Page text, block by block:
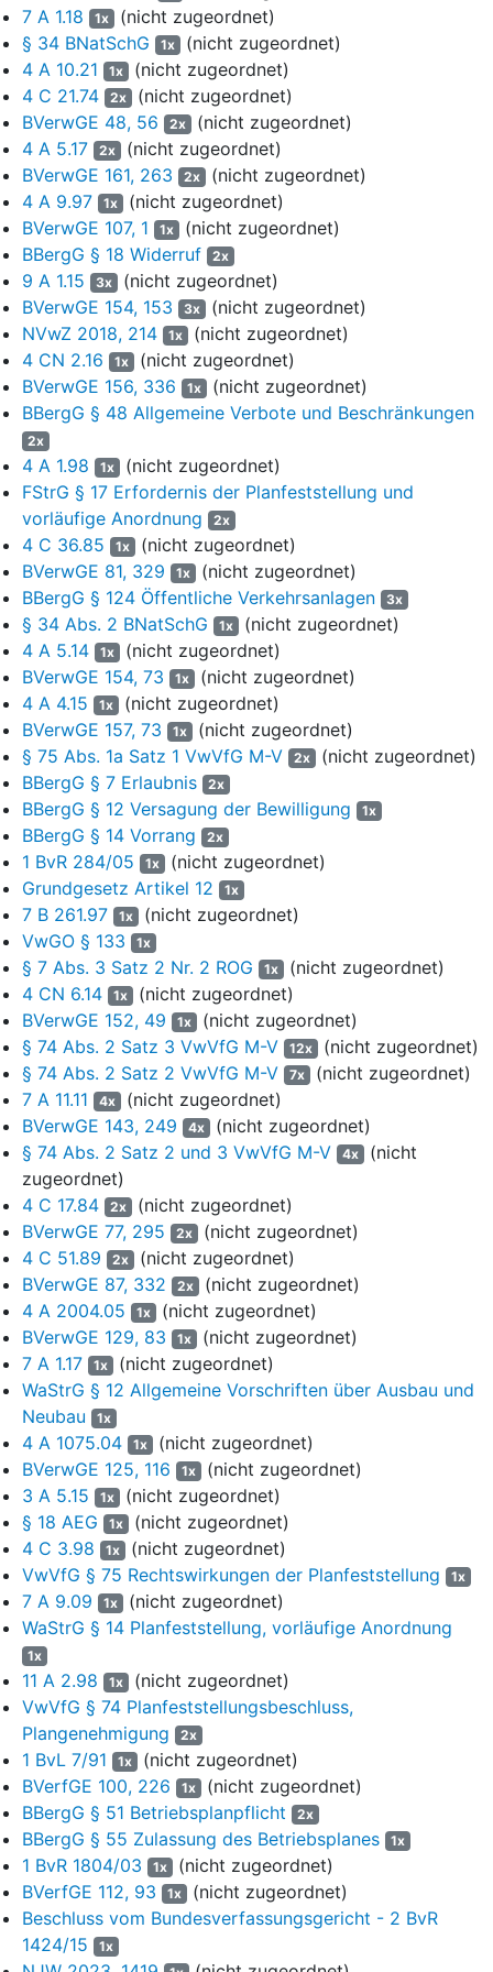
Entschädigungsregelung dem Grunde nach für die
Beeinträchtigung ihrer Bergbauberechtigungen zu ergänzen.
7
Das Oberverwaltungsgericht hat die Klage im Hauptantrag
abgewiesen. Sie sei zulässig. Die Klagebefugnis folge aus
der bergrechtlichen Bewilligung und dem Recht auf gerechte
Abwägung. Im Hauptantrag sei sie unbegründet. Der
Planfeststellungsbeschluss leide nicht an beachtlichen
Abwägungsmängeln, insbesondere sei das Gewicht der
Bergbauberechtigungen der Klägerin zutreffend erkannt worden.
Dem Hilfsantrag hat das Oberverwaltungsgericht hinsichtlich der
Bewilligung "Landtief" stattgegeben. Der Trassenverlauf führe zu
einem vollständigen Verlust der Privatnützigkeit. Ob auf den
verbleibenden Teilflächen noch eine Rohstoffgewinnung möglich
wäre, sei unerheblich. Für das Erlaubnisfeld könne dagegen
keine Entschädigung verlangt werden. Die Aufsuchung selbst
werde durch das Vorhaben nicht beeinträchtigt. Die
"Anwartschaft" auf Erteilung einer Bewilligung sei keine
eigentumsrechtlich geschützte Rechtsposition.
8
Mit ihrer Revision verfolgt die Klägerin ihr Begehren im
Haupt- und Hilfsantrag weiter. Das Oberverwaltungsgericht
habe den rechtlichen Gehalt und die Betroffenheit ihrer
Bergbauberechtigungen verkannt.
9
Der Beklagte und die Beigeladene haben Anschlussrevision
eingelegt. Die Beeinträchtigung der Bewilligung "Landtief" sei
zumutbar und entschädigungslos hinzunehmen. Nach
Auffassung der Beigeladenen hätte das Klagevorbringen zudem
in weiten Teilen als präkludiert und verspätet zurückgewiesen
werden müssen.
Entscheidungsgründe
10
Auf die Revisionen unterliegt das Urteil in vollem Umfang
der revisionsgerichtlichen Prüfung. Gegenstand der
Revision der Klägerin ist das angegriffene Urteil nur, soweit ihr
Hauptantrag in vollem Umfang und ihr Hilfsantrag teilweise
abgewiesen worden sind. Sie kritisiert ferner einzelne
Begründungselemente, die den zu ihren Gunsten ergangenen
Verpflichtungsausspruch betreffen. Darauf erstreckt sich der für
den Überprüfungsumfang nach § 139 Abs. 3 Satz 4 VwGO
maßgebliche Revisionsantrag aber nicht. Auf die nach § 141
Satz 1 i. V. m.§ 127 Abs. 1 bis 3 VwGO
Anschlussrevisionen des Beklagten und der Beigeladenen
unterliegt das Urteil der revisionsgerichtlichen Prüfung, soweit es
der Klage stattgegeben hat.
11
Die Revisionen aller Beteiligten bleiben erfolglos. Das Urteil
steht mit dem nach§ 137 Abs. 1 VwGOrevisiblen Recht in
Einklang.
12
A. Das Oberverwaltungsgericht hat den Hauptantrag zu
Recht als zulässig, aber unbegründet abgewiesen.
13 I. Die Klagebefugnis i. S. v.§ 42 Abs. 2 VwGO
Oberverwaltungsgericht zutreffend auf eine mögliche
Verletzung der aus der Bewilligung nach§ 8 BBergG
Rechtsposition und des Rechts auf gerechte Abwägung aus
43 Satz 3 EnWGa. F. gestützt (UA S. 34). Die Prüfung weiterer
möglicher Rechtsbetroffenheiten zur Begründung der
Klagebefugnis war nicht veranlasst (stRspr, vgl. BVerwG, Urteile
vom 17. Dezember 2013 -4 A 1.13- BVerwGE 148, 353
und vom 6. April 2017 -
4 A 1.16- UPR 2017, 352 Rn. 15),
hierauf beruht das Urteil insoweit aber nicht.
14
II. Das Oberverwaltungsgericht hat die Klage ohne Verstoß
gegen revisibles Recht als unbegründet abgewiesen.
15
1. a) Im Einklang mit revisiblem Recht ist das
Oberverwaltungsgericht davon ausgegangen, dass die
Klägerin nicht enteignungsbetroffen ist und deshalb keinen
Anspruch auf Vollüberprüfung hat, sondern nur eine Verletzung
gerade sie schützender Normen des Verfahrensrechts und des
materiellen Rechts sowie eine nicht ordnungsgemäße
Abwägung ihrer eigenen schutzwürdigen privaten Belange rügen
kann (stRspr, vgl. BVerwG, Urteile vom 9. November 2006 -
2001.06-BVerwGE 127, 95Rn. 21 und vom 16. März 2021 -
A 10.19- NVwZ 2021, 1615 Rn. 13 m. w. N.).
16
Der Planfeststellungsbeschluss hat keine
enteignungsgleiche Vorwirkung zulasten der Klägerin.
Bergbauberechtigungen unterfallen zwar dem Schutzbereich
des Eigentumsgrundrechts nach
7 A 1.18
1x (nicht zugeordnet)
§ 34 BNatSchG
1x (nicht zugeordnet)
4 A 10.21
1x (nicht zugeordnet)
4 C 21.74
2x (nicht zugeordnet)
BVerwGE 48, 56
2x (nicht zugeordnet)
4 A 5.17
2x (nicht zugeordnet)
BVerwGE 161, 263
2x (nicht zugeordnet)
4 A 9.97
1x (nicht zugeordnet)
BVerwGE 107, 1
1x (nicht zugeordnet)
BBergG § 18 Widerruf
2x
9 A 1.15 3x (nicht zugeordnet)
BVerwGE 154, 153
3x (nicht zugeordnet)
NVwZ 2018, 214
1x (nicht zugeordnet)
4 CN 2.16
1x (nicht zugeordnet)
BVerwGE 156, 336
1x (nicht zugeordnet)
BBergG § 48 Allgemeine Verbote und Beschränkungen
2x
4 A 1.98 1x (nicht zugeordnet)
FStrG § 17 Erfordernis der Planfeststellung und
vorläufige Anordnung
2x
4 C 36.85 1x (nicht zugeordnet)
BVerwGE 81, 329
1x (nicht zugeordnet)
BBergG § 124 Öffentliche Verkehrsanlagen
3x
§ 34 Abs. 2 BNatSchG 1x (nicht zugeordnet)
4 A 5.14
1x (nicht zugeordnet)
BVerwGE 154, 73
1x (nicht zugeordnet)
4 A 4.15
1x (nicht zugeordnet)
BVerwGE 157, 73
1x (nicht zugeordnet)
§ 75 Abs. 1a Satz 1 VwVfG M-V
2x (nicht zugeordnet)
BBergG § 7 Erlaubnis
2x
BBergG § 12 Versagung der Bewilligung 1x
BBergG § 14 Vorrang 2x
1 BvR 284/05 1x (nicht zugeordnet)
Grundgesetz Artikel 12
1x
7 B 261.97 1x (nicht zugeordnet)
VwGO § 133
1x
§ 7 Abs. 3 Satz 2 Nr. 2 ROG 1x (nicht zugeordnet)
4 CN 6.14
1x (nicht zugeordnet)
BVerwGE 152, 49
1x (nicht zugeordnet)
§ 74 Abs. 2 Satz 3 VwVfG M-V
12x (nicht zugeordnet)
§ 74 Abs. 2 Satz 2 VwVfG M-V
7x (nicht zugeordnet)
7 A 11.11
4x (nicht zugeordnet)
BVerwGE 143, 249
4x (nicht zugeordnet)
§ 74 Abs. 2 Satz 2 und 3 VwVfG M-V
4x (nicht
zugeordnet)
4 C 17.84
2x (nicht zugeordnet)
BVerwGE 77, 295
2x (nicht zugeordnet)
4 C 51.89
2x (nicht zugeordnet)
BVerwGE 87, 332
2x (nicht zugeordnet)
4 A 2004.05
1x (nicht zugeordnet)
BVerwGE 129, 83
1x (nicht zugeordnet)
7 A 1.17
1x (nicht zugeordnet)
WaStrG § 12 Allgemeine Vorschriften über Ausbau und
Neubau
1x
4 A 1075.04 1x (nicht zugeordnet)
BVerwGE 125, 116
1x (nicht zugeordnet)
3 A 5.15
1x (nicht zugeordnet)
§ 18 AEG
1x (nicht zugeordnet)
4 C 3.98
1x (nicht zugeordnet)
VwVfG § 75 Rechtswirkungen der Planfeststellung
1x
7 A 9.09 1x (nicht zugeordnet)
WaStrG § 14 Planfeststellung, vorläufige Anordnung
1x
11 A 2.98 1x (nicht zugeordnet)
VwVfG § 74 Planfeststellungsbeschluss,
Plangenehmigung
2x
1 BvL 7/91 1x (nicht zugeordnet)
BVerfGE 100, 226
1x (nicht zugeordnet)
BBergG § 51 Betriebsplanpflicht
2x
BBergG § 55 Zulassung des Betriebsplanes 1x
1 BvR 1804/03 1x (nicht zugeordnet)
BVerfGE 112, 93
1x (nicht zugeordnet)
Beschluss vom Bundesverfassungsgericht - 2 BvR
1424/15
1x